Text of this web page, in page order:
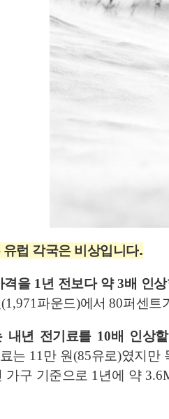
럽 각국은 비상입니다.
격을 1 년 전보다 약3배 인
(1,971 파운드)에서 80퍼센트
내년 전기료를 10배 인상
는 11 만 원(85유로)였지만
가구 기준으로 1 년에 약